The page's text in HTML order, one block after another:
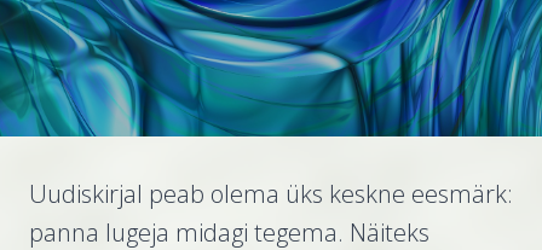
Uudiskirjal peab olema üks keskne eesmärk:
panna lugeja midagi tegema. Näiteks